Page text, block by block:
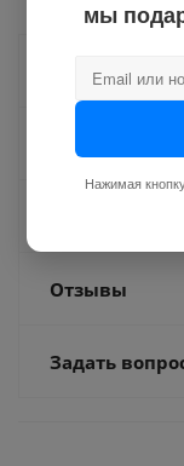
Как купить
Отзывы
Задать
мы
Нажимая